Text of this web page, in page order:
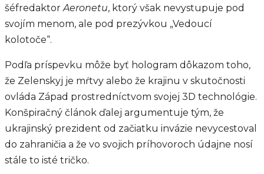
šéfredaktorAeronetu, ktorý však nevystupuje pod
svojím menom, ale pod prezývkou „Vedoucí
kolotoče“.
Podľa príspevku môže byť hologram dôkazom toho,
že Zelenskyj je mŕtvy alebo že krajinu v skutočnosti
ovláda Západ prostredníctvom svojej 3D technológie.
Konšpiračný článok ďalej argumentuje tým, že
ukrajinský prezident od začiatku invázie nevycestoval
do zahraničia a že vo svojich príhovoroch údajne nosí
stále to isté tričko.